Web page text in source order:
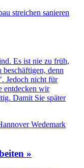
Es ist nie zu früh,
beschäftigen, denn
Jedoch nicht für
entdecken wir
Damit Sie später
»